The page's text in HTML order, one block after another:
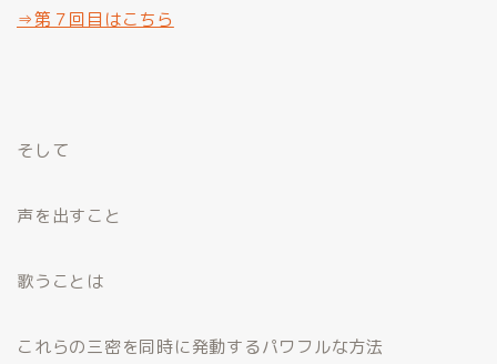
⇒第７回目はこちら
そして
声を出すこと
歌うことは
これらの三密を同時に発動するパワフルな方法